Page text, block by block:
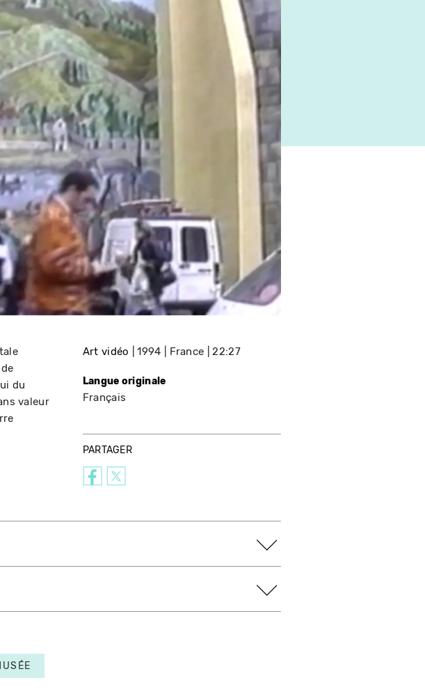
du
valeur
Art vidéo 1994 France 22:27
Langue originale
Français
PARTAGER